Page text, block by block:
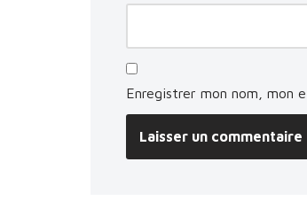
Enregistrer mon nom, mon